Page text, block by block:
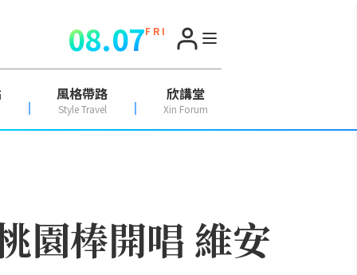
08.07F R I
風格帶路
Style Travel
欣講堂
Xin Forum
園棒開唱 維安